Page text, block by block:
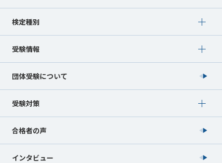
検定種別
Show submenu for 検定種別
受験情報
Show submenu for 受験情報
団体受験について
受験対策
Show submenu for 受験対策
合格者の声
インタビュー